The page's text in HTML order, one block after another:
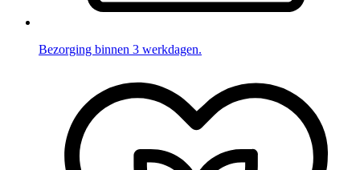
Bezorging binnen 3 werkdagen.